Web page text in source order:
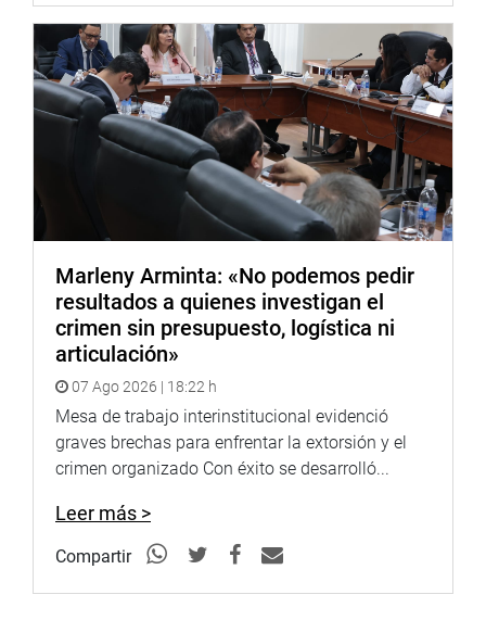
Marleny Arminta: «No podemos pedir
resultados a quienes investigan el
crimen sin presupuesto, logística ni
articulación»
07 Ago 2026 | 18:22 h
Mesa de trabajo interinstitucional evidenció
graves brechas para enfrentar la extorsión y el
crimen organizado Con éxito se desarrolló...
Leer más >
Compartir